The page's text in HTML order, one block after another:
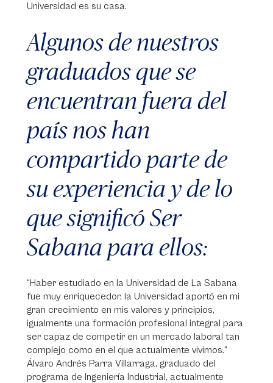
Universidad es su casa.
Algunos de nuestros
graduados que se
encuentran fuera del
país nos han
compartido parte de
su experiencia y de lo
que significó Ser
Sabana para ellos:
“Haber estudiado en la Universidad de La Sabana
fue muy enriquecedor, la Universidad aportó en mi
gran crecimiento en mis valores y principios,
igualmente una formación profesional integral para
ser capaz de competir en un mercado laboral tan
complejo como en el que actualmente vivimos.”
Álvaro Andrés Parra Villarraga, graduado del
programa de Ingeniería Industrial, actualmente